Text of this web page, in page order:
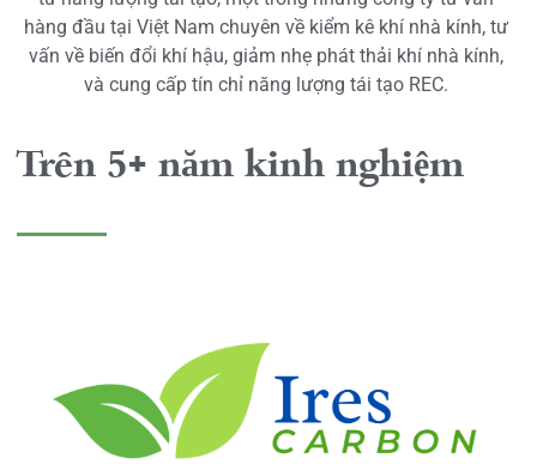
hàng đầu tại Việt Nam chuyên về kiểm kê khí nhà kính, tư
vấn về biến đổi khí hậu, giảm nhẹ phát thải khí nhà kính,
và cung cấp tín chỉ năng lượng tái tạo REC.
Trên 5+ năm kinh nghiệm